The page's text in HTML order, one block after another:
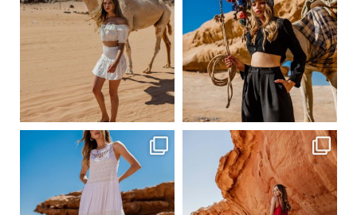
Сер 20 Сер 20
ebutikpl ebutikpl